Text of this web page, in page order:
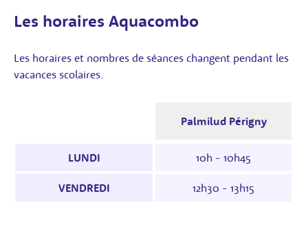
Les horaires Aquacombo
Les horaires et nombres de séances changent pendant les
vacances scolaires.
Horaires des séances : le tableau indique
Palmilud Périgny
LUNDI 10h - 10h45
VENDREDI 12h30 - 13h15